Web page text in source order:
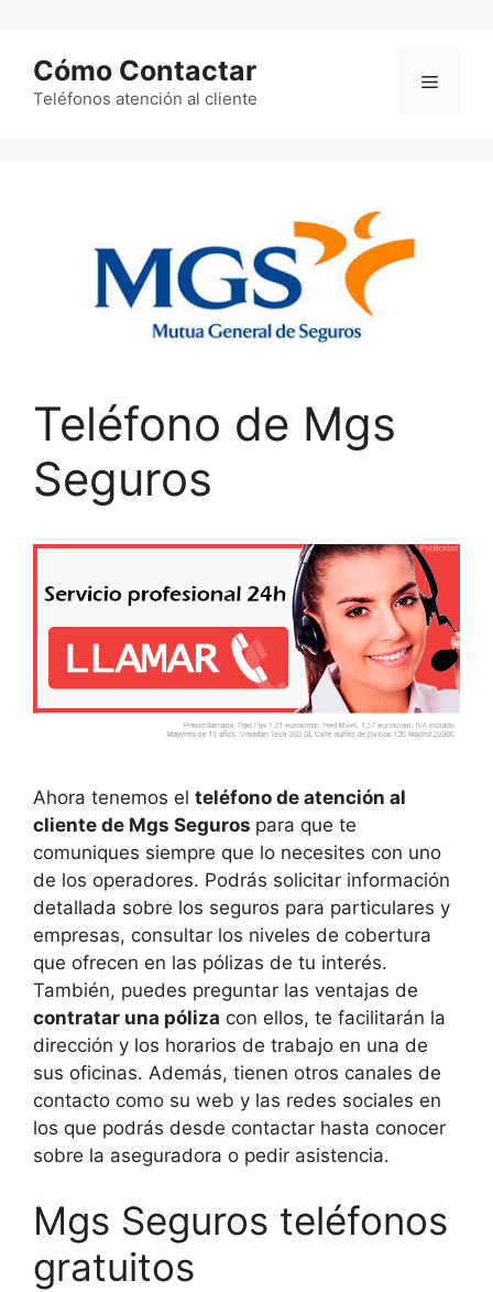
contenido
Cómo Contactar
Teléfonos atención al cliente
Menú
Teléfono de Mgs
Seguros
Ahora tenemos el teléfono de atención al
cliente de Mgs Seguros para que te
comuniques siempre que lo necesites con uno
de los operadores. Podrás solicitar información
detallada sobre los seguros para particulares y
empresas, consultar los niveles de cobertura
que ofrecen en las pólizas de tu interés.
También, puedes preguntar las ventajas de
contratar una póliza con ellos, te facilitarán la
dirección y los horarios de trabajo en una de
sus oficinas. Además, tienen otros canales de
contacto como su web y las redes sociales en
los que podrás desde contactar hasta conocer
sobre la aseguradora o pedir asistencia.
Mgs Seguros teléfonos
gratuitos